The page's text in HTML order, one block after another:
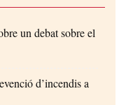
un debat sobre el
d’incendis a